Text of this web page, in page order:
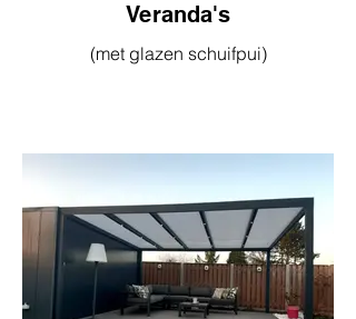
Veranda's
(met glazen schuifpui)